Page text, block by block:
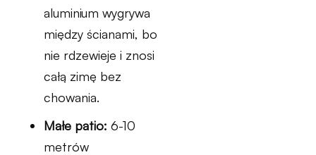
aluminium wygrywa
między ścianami, bo
nie rdzewieje i znosi
całą zimę bez
chowania.
Małe patio: 6-10
metrów